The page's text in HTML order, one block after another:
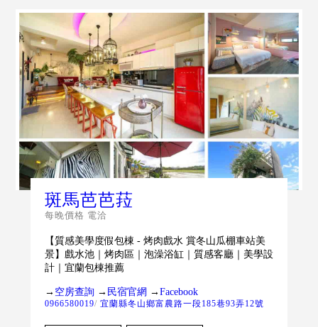
斑馬芭芭菈
每晚價格 電洽
【質感美學度假包棟 - 烤肉戲水 賞冬山瓜棚車站美
景】戲水池｜烤肉區｜泡澡浴缸｜質感客廳｜美學設
計｜宜蘭包棟推薦
→ 空房查詢→ 民宿官網 →Facebook
0966580019/ 宜蘭縣冬山鄉富農路一段185巷93弄12號